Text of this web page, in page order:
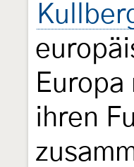
Europa
ihren